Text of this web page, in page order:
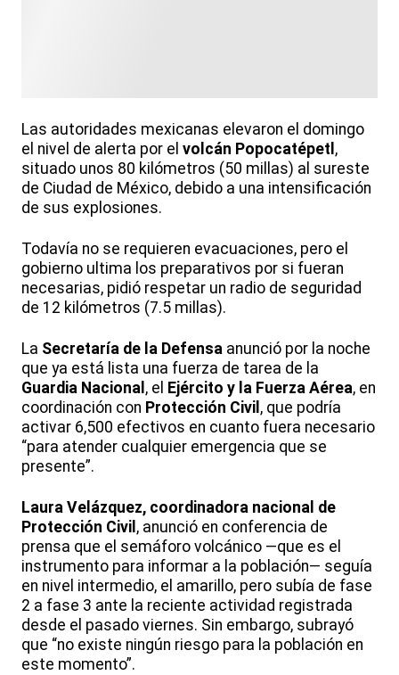
Las autoridades mexicanas elevaron el domingo
el nivel de alerta por el volcán Popocatépetl ,
situado unos 80 kilómetros (50 millas) al sureste
de Ciudad de México, debido a una intensificación
de sus explosiones.
Todavía no se requieren evacuaciones, pero el
gobierno ultima los preparativos por si fueran
necesarias, pidió respetar un radio de seguridad
de 12 kilómetros (7.5 millas).
La Secretaría de la Defensa anunció por la noche
que ya está lista una fuerza de tarea de la
Guardia Nacional , el Ejército y la Fuerza Aérea, en
coordinación con Protección Civil , que podría
activar 6,500 efectivos en cuanto fuera necesario
“para atender cualquier emergencia que se
presente”.
Laura Velázquez, coordinadora nacional de
Protección Civil , anunció en conferencia de
prensa que el semáforo volcánico —que es el
instrumento para informar a la población— seguía
en nivel intermedio, el amarillo, pero subía de fase
2 a fase 3 ante la reciente actividad registrada
desde el pasado viernes. Sin embargo, subrayó
que “no existe ningún riesgo para la población en
este momento”.